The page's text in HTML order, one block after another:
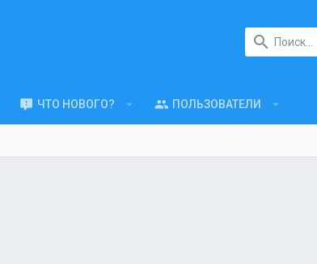
ЧТО НОВОГО? ПОЛЬЗОВАТЕЛИ